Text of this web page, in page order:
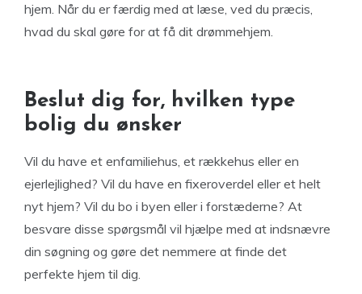
hjem. Når du er færdig med at læse, ved du præcis,
hvad du skal gøre for at få dit drømmehjem.
Beslut dig for, hvilken type
bolig du ønsker
Vil du have et enfamiliehus, et rækkehus eller en
ejerlejlighed? Vil du have en fixeroverdel eller et helt
nyt hjem? Vil du bo i byen eller i forstæderne? At
besvare disse spørgsmål vil hjælpe med at indsnævre
din søgning og gøre det nemmere at finde det
perfekte hjem til dig.